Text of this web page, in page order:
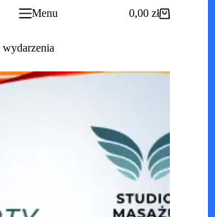
Menu Koszyk
0,00zł
wydarzenia